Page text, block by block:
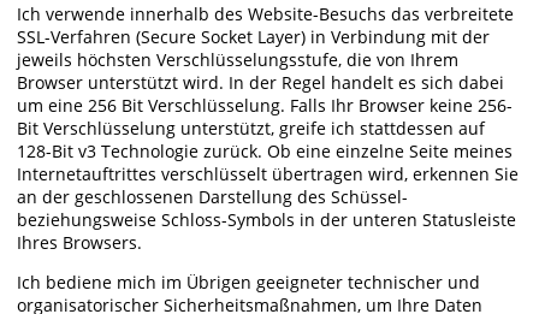
Ich verwende innerhalb des Website-Besuchs das verbreitete
SSL-Verfahren (Secure Socket Layer) in Verbindung mit der
jeweils höchsten Verschlüsselungsstufe, die von Ihrem
Browser unterstützt wird. In der Regel handelt es sich dabei
um eine 256 Bit Verschlüsselung. Falls Ihr Browser keine 256-
Bit Verschlüsselung unterstützt, greife ich stattdessen auf
128-Bit v3 Technologie zurück. Ob eine einzelne Seite meines
Internetauftrittes verschlüsselt übertragen wird, erkennen Sie
an der geschlossenen Darstellung des Schüssel-
beziehungsweise Schloss-Symbols in der unteren Statusleiste
Ihres Browsers.
Ich bediene mich im Übrigen geeigneter technischer und
organisatorischer Sicherheitsmaßnahmen, um Ihre Daten